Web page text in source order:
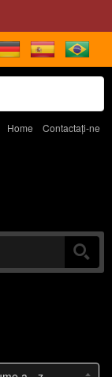
Home Contactaţi-ne